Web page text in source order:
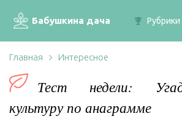
Бабушкина дача Рубрики
Главная Интересное
Тест недели:
культуру по анаграмме